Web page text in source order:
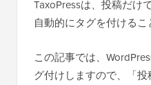
TaxoPressは、投稿だけ
自動的にタグを付けるこ
この記事では、
グ付けしますので、「